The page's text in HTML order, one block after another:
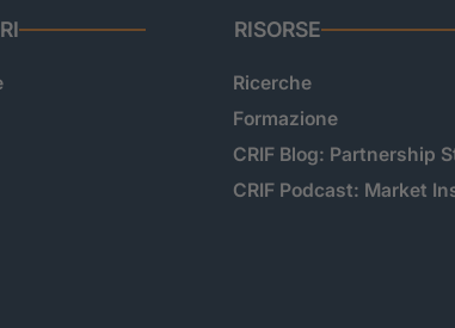
RISORSE
Ricerche
Formazione
CRIF Blog: Partnership
CRIF Podcast: Market